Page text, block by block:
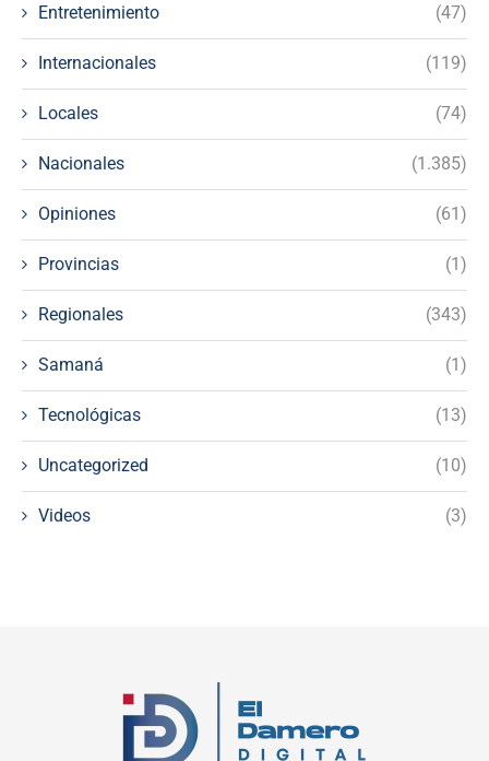
Entretenimiento (47)
Internacionales (119)
Locales (74)
Nacionales (1.385)
Opiniones (61)
Provincias (1)
Regionales (343)
Samaná (1)
Tecnológicas (13)
Uncategorized (10)
Videos (3)